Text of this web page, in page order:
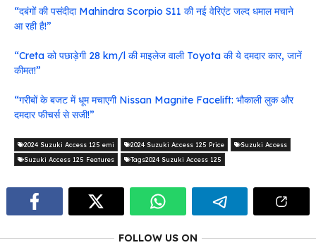
“दबंगों की पसंदीदा Mahindra Scorpio S11 की नई वेरिएंट जल्द धमाल मचाने
आ रही है!”
“Creta को पछाड़ेगी 28 km/l की माइलेज वाली Toyota की ये दमदार कार, जानें
कीमत!”
“गरीबों के बजट में धूम मचाएगी Nissan Magnite Facelift: भौकाली लुक और
दमदार फीचर्स से सजी!”
2024 Suzuki Access 125 emi 2024 Suzuki Access 125 Price
Suzuki Access
Suzuki Access 125 Features
Tags2024 Suzuki Access 125
FOLLOW US ON